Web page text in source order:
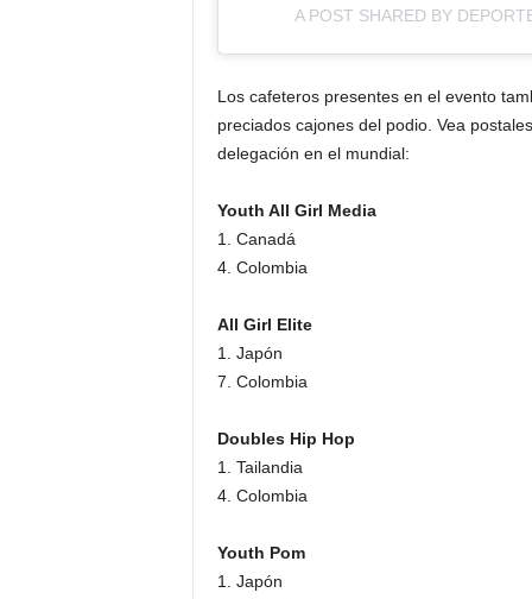
A POST SHARED BY
Los cafeteros presentes en el evento
preciados cajones del podio. Vea
delegación en el mundial:
Youth All Girl Media
1. Canadá
4. Colombia
All Girl Elite
1. Japón
7. Colombia
Doubles Hip Hop
1. Tailandia
4. Colombia
Youth Pom
1. Japón